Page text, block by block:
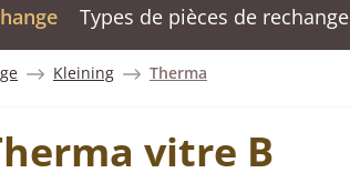
Types de pièces de rechange
Kleining Therma
vitre B